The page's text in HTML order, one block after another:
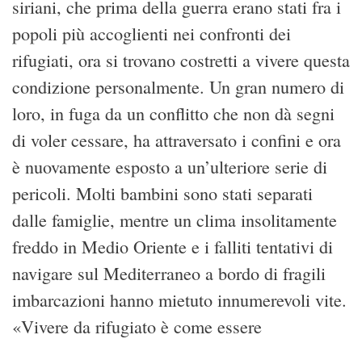
siriani, che prima della guerra erano stati fra i
popoli più accoglienti nei confronti dei
rifugiati, ora si trovano costretti a vivere questa
condizione personalmente. Un gran numero di
loro, in fuga da un conflitto che non dà segni
di voler cessare, ha attraversato i confini e ora
è nuovamente esposto a un’ulteriore serie di
pericoli. Molti bambini sono stati separati
dalle famiglie, mentre un clima insolitamente
freddo in Medio Oriente e i falliti tentativi di
navigare sul Mediterraneo a bordo di fragili
imbarcazioni hanno mietuto innumerevoli vite.
«Vivere da rifugiato è come essere